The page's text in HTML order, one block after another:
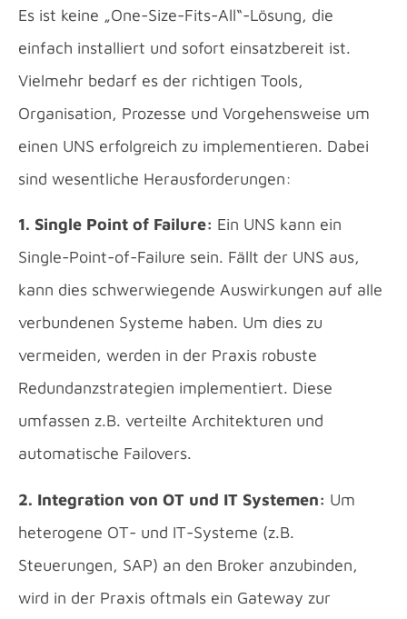
Es ist keine „One-Size-Fits-All“-Lösung, die
einfach installiert und sofort einsatzbereit ist.
Vielmehr bedarf es der richtigen Tools,
Organisation, Prozesse und Vorgehensweise um
einen UNS erfolgreich zu implementieren. Dabei
sind wesentliche Herausforderungen:
1. Single Point of Failure: Ein UNS kann ein
Single-Point-of-Failure sein. Fällt der UNS aus,
kann dies schwerwiegende Auswirkungen auf alle
verbundenen Systeme haben. Um dies zu
vermeiden, werden in der Praxis robuste
Redundanzstrategien implementiert. Diese
umfassen z.B. verteilte Architekturen und
automatische Failovers.
2. Integration von OT und IT Systemen: Um
heterogene OT- und IT-Systeme (z.B.
Steuerungen, SAP) an den Broker anzubinden,
wird in der Praxis oftmals ein Gateway zur